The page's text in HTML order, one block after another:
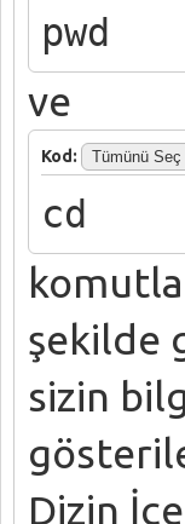
pwd
ve
Kod: Tümünü Seç
cd
şekilde
sizin
Dizin